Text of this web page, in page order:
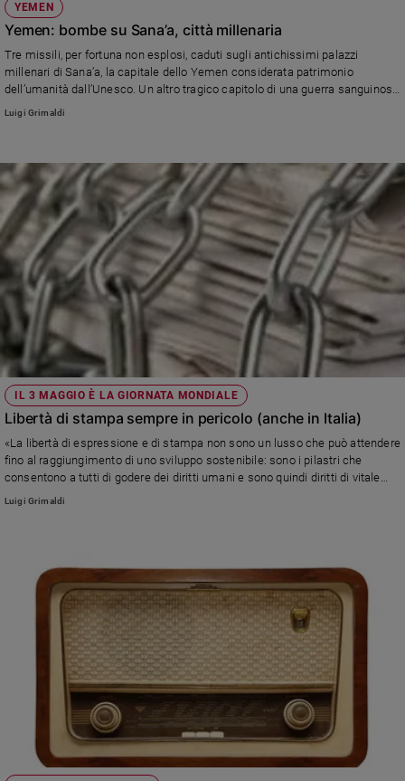
YEMEN
Yemen: bombe su Sana’a, città millenaria
Tre missili, per fortuna non esplosi, caduti sugli antichissimi palazzi
millenari di Sana’a, la capitale dello Yemen considerata patrimonio
dell’umanità dall’Unesco. Un altro tragico capitolo di una guerra sanguinosa
e dimenticata che ha già ucciso 3 mila persone e ferite 10 mila.
Luigi Grimaldi
IL 3 MAGGIO È LA GIORNATA MONDIALE
Libertà di stampa sempre in pericolo (anche in Italia)
«La libertà di espressione e di stampa non sono un lusso che può attendere
fino al raggiungimento di uno sviluppo sostenibile: sono i pilastri che
consentono a tutti di godere dei diritti umani e sono quindi diritti di vitale
importanza per il buon governo e lo Stato di diritto». Lo dicono il Segretario
scivolati al 73° posto nella classifica di Reporter senza frontiere.
Luigi Grimaldi